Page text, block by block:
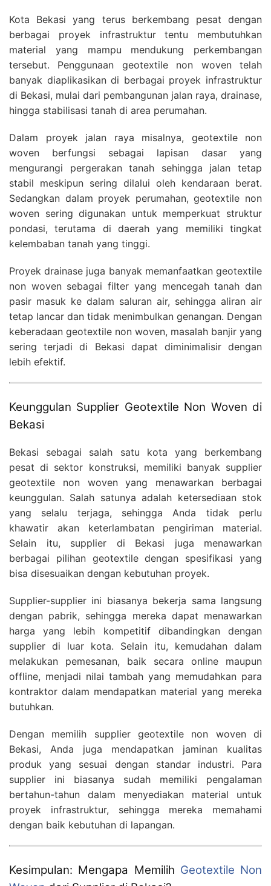
Kota Bekasi yang terus berkembang pesat dengan
berbagai proyek infrastruktur tentu membutuhkan
material yang mampu mendukung perkembangan
tersebut. Penggunaan geotextile non woven telah
banyak diaplikasikan di berbagai proyek infrastruktur
di Bekasi, mulai dari pembangunan jalan raya, drainase,
hingga stabilisasi tanah di area perumahan.
Dalam proyek jalan raya misalnya, geotextile non
woven berfungsi sebagai lapisan dasar yang
mengurangi pergerakan tanah sehingga jalan tetap
stabil meskipun sering dilalui oleh kendaraan berat.
Sedangkan dalam proyek perumahan, geotextile non
woven sering digunakan untuk memperkuat struktur
pondasi, terutama di daerah yang memiliki tingkat
kelembaban tanah yang tinggi.
Proyek drainase juga banyak memanfaatkan geotextile
non woven sebagai filter yang mencegah tanah dan
pasir masuk ke dalam saluran air, sehingga aliran air
tetap lancar dan tidak menimbulkan genangan. Dengan
keberadaan geotextile non woven, masalah banjir yang
sering terjadi di Bekasi dapat diminimalisir dengan
lebih efektif.
Keunggulan Supplier Geotextile Non Woven di
Bekasi
Bekasi sebagai salah satu kota yang berkembang
pesat di sektor konstruksi, memiliki banyak supplier
geotextile non woven yang menawarkan berbagai
keunggulan. Salah satunya adalah ketersediaan stok
yang selalu terjaga, sehingga Anda tidak perlu
khawatir akan keterlambatan pengiriman material.
Selain itu, supplier di Bekasi juga menawarkan
berbagai pilihan geotextile dengan spesifikasi yang
bisa disesuaikan dengan kebutuhan proyek.
Supplier-supplier ini biasanya bekerja sama langsung
dengan pabrik, sehingga mereka dapat menawarkan
harga yang lebih kompetitif dibandingkan dengan
supplier di luar kota. Selain itu, kemudahan dalam
melakukan pemesanan, baik secara online maupun
offline, menjadi nilai tambah yang memudahkan para
kontraktor dalam mendapatkan material yang mereka
butuhkan.
Dengan memilih supplier geotextile non woven di
Bekasi, Anda juga mendapatkan jaminan kualitas
produk yang sesuai dengan standar industri. Para
supplier ini biasanya sudah memiliki pengalaman
bertahun-tahun dalam menyediakan material untuk
proyek infrastruktur, sehingga mereka memahami
dengan baik kebutuhan di lapangan.
Kesimpulan: Mengapa Memilih Geotextile Non